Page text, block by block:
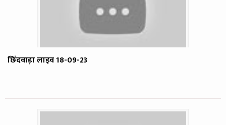
छिंदवाड़ा लाइव 18-09-23